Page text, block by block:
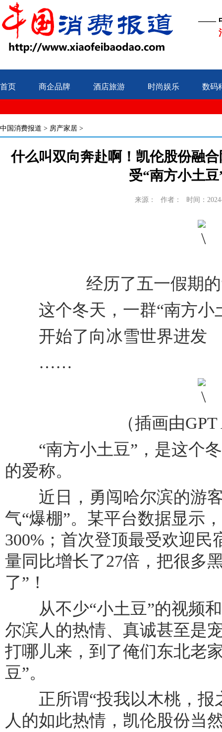
——
首页 商企品牌 酒店旅游 时尚娱乐 数码
中国消费报道 > 房产家居 >
什么叫双向奔赴啊！凯伦股份融
受“南方小土
来源： 作者： 时间：
经历了五一假期
这个冬天，一群“南方小
开始了向冰雪世界进发
……
（插画由
“南方小土豆”，是这个冬
的爱称。
近日，勇闯哈尔滨的游客
气“爆棚”。某平台数据显示
300%；首次登顶最受欢迎
量同比增长了27倍，把很多
了”！
从不少“小土豆”的视频和
尔滨人的热情、真诚甚至是
打哪儿来，到了俺们东北老
豆”。
正所谓“投我以木桃，报
人的如此热情，凯伦股份当